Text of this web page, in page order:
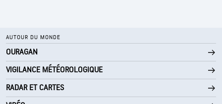
AUTOUR DU MONDE
OURAGAN
VIGILANCE MÉTÉOROLOGIQUE
RADAR ET CARTES